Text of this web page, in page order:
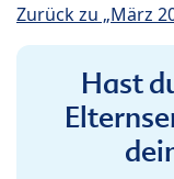
Zurück zu „März
Hast